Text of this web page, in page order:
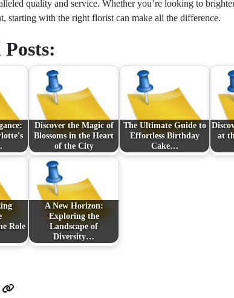
quality and service. Whether you’re looking to
starting with the right florist can make all the difference.
Discover the Magic of
Blossoms in the Heart
of the City
The Ultimate Guide to
Effortless Birthday
Cake…
at
Role
A New Horizon:
Exploring the
Landscape of
Diversity…